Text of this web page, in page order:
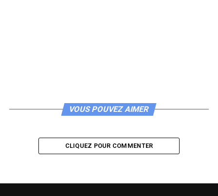
VOUS POUVEZ AIMER
CLIQUEZ POUR COMMENTER